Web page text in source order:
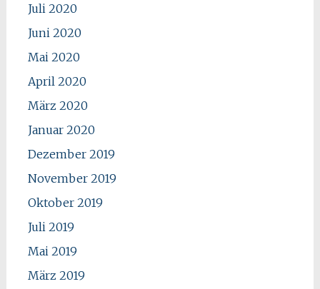
Juli 2020
Juni 2020
Mai 2020
April 2020
März 2020
Januar 2020
Dezember 2019
November 2019
Oktober 2019
Juli 2019
Mai 2019
März 2019